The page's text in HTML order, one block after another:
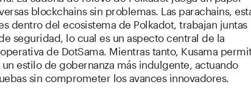
blockchains sin problemas. Las parachains,
dentro del ecosistema de Polkadot, trabajan juntas
seguridad, lo cual es un aspecto central de la
de DotSama. Mientras tanto, Kusama
estilo de gobernanza más indulgente, actuando
sin comprometer los avances innovadores.